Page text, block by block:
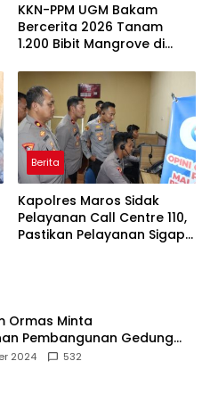
KKN-PPM UGM Bakam
Bercerita 2026 Tanam
1.200 Bibit Mangrove di
Berita
Kapolres Maros Sidak
Pelayanan Call Centre 110,
Pastikan Pelayanan Sigap
Ormas Minta
Pembangunan Gedung
Cisoka
2024 532